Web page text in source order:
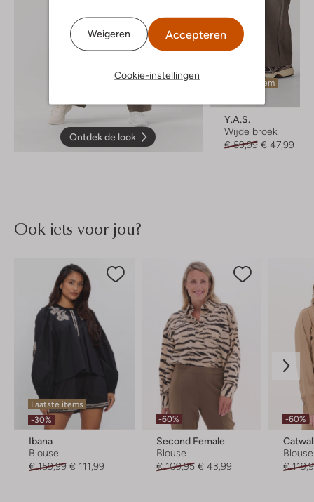
Weigeren Accepteren
Cookie-instellingen
Ontdek de look
Laatste item
Y.a.s.
Wijde broek
€ 59,99 € 47,99
Ook iets voor jou?
Laatste items
-30%
Ibana
Blouse
€ 159,99 € 111,99
-60%
Second Female
Blouse
€ 109,95 € 43,99
-60%
Blouse
€